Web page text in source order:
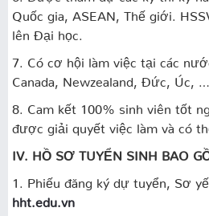
Quốc gia, ASEAN, Thế giới.
lên Đại học.
7. Có cơ hội làm việc tại các
Canada, Newzealand, Đức, Úc, …
8. Cam kết 100% sinh viên tốt
được giải quyết việc làm và có
IV. HỒ SƠ TUYỂN SINH BAO
1. Phiếu đăng ký dự tuyển, Sơ
hht.edu.vn